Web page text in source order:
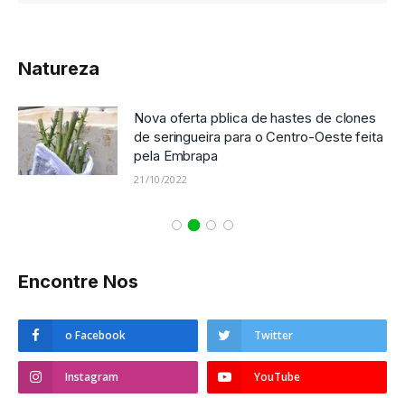
Natureza
Nova oferta pblica de hastes de clones
de seringueira para o Centro-Oeste feita
pela Embrapa
21/10/2022
Encontre Nos
o Facebook Twitter
Instagram YouTube